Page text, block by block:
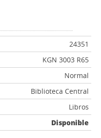
24351
KGN 3003 R65
Normal
Biblioteca Central
Libros
Disponible